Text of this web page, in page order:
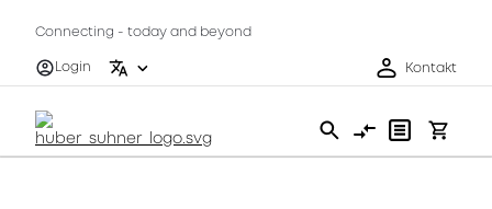
Connecting - today and beyond
Login
Kontakt